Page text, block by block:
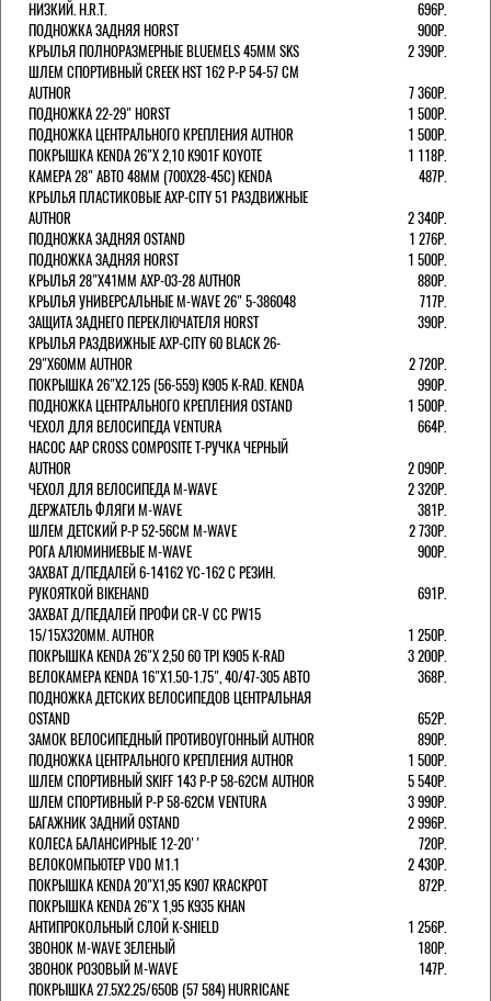
НИЗКИЙ. H.R.T.
696Р.
ПОДНОЖКА ЗАДНЯЯ HORST
900Р.
КРЫЛЬЯ ПОЛНОРАЗМЕРНЫЕ BLUEMELS 45MM SKS
2 390Р.
ШЛЕМ СПОРТИВНЫЙ CREEK HST 162 Р-Р 54-57 СМ
AUTHOR
7 360Р.
ПОДНОЖКА 22-29" HORST
1 500Р.
ПОДНОЖКА ЦЕНТРАЛЬНОГО КРЕПЛЕНИЯ AUTHOR
1 500Р.
ПОКРЫШКА KENDA 26"Х 2,10 K901F KOYOTE
1 118Р.
КАМЕРА 28" АВТО 48ММ (700Х28-45С) KENDA
487Р.
КРЫЛЬЯ ПЛАСТИКОВЫЕ AXP-CITY 51 РАЗДВИЖНЫЕ
AUTHOR
2 340Р.
ПОДНОЖКА ЗАДНЯЯ OSTAND
1 276Р.
ПОДНОЖКА ЗАДНЯЯ HORST
1 500Р.
КРЫЛЬЯ 28"Х41ММ AXP-03-28 AUTHOR
880Р.
КРЫЛЬЯ УНИВЕРСАЛЬНЫЕ M-WAVE 26" 5-386048
717Р.
ЗАЩИТА ЗАДНЕГО ПЕРЕКЛЮЧАТЕЛЯ HORST
390Р.
КРЫЛЬЯ РАЗДВИЖНЫЕ AXP-CITY 60 BLACK 26-
29"Х60ММ AUTHOR
2 720Р.
ПОКРЫШКА 26"Х2.125 (56-559) K905 K-RAD. KENDA
990Р.
ПОДНОЖКА ЦЕНТРАЛЬНОГО КРЕПЛЕНИЯ OSTAND
1 500Р.
ЧЕХОЛ ДЛЯ ВЕЛОСИПЕДА VENTURA
664Р.
НАСОС AAP CROSS COMPOSITE Т-РУЧКА ЧЕРНЫЙ
AUTHOR
2 090Р.
ЧЕХОЛ ДЛЯ ВЕЛОСИПЕДА M-WAVE
2 320Р.
ДЕРЖАТЕЛЬ ФЛЯГИ M-WAVE
381Р.
ШЛЕМ ДЕТСКИЙ Р-Р 52-56СМ M-WAVE
2 730Р.
РОГА АЛЮМИНИЕВЫЕ M-WAVE
900Р.
ЗАХВАТ Д/ПЕДАЛЕЙ 6-14162 YC-162 С РЕЗИН.
РУКОЯТКОЙ BIKEHAND
691Р.
ЗАХВАТ Д/ПЕДАЛЕЙ ПРОФИ CR-V CC PW15
15/15X320ММ. AUTHOR
1 250Р.
ПОКРЫШКА KENDA 26"Х 2,50 60 TPI K905 K-RAD
3 200Р.
ВЕЛОКАМЕРА KENDA 16"Х1.50-1.75", 40/47-305 АВТО
368Р.
ПОДНОЖКА ДЕТСКИХ ВЕЛОСИПЕДОВ ЦЕНТРАЛЬНАЯ
OSTAND
652Р.
ЗАМОК ВЕЛОСИПЕДНЫЙ ПРОТИВОУГОННЫЙ AUTHOR
890Р.
ПОДНОЖКА ЦЕНТРАЛЬНОГО КРЕПЛЕНИЯ AUTHOR
1 500Р.
ШЛЕМ СПОРТИВНЫЙ SKIFF 143 Р-Р 58-62СМ AUTHOR
5 540Р.
ШЛЕМ СПОРТИВНЫЙ Р-Р 58-62СМ VENTURA
3 990Р.
БАГАЖНИК ЗАДНИЙ OSTAND
2 996Р.
КОЛЕСА БАЛАНСИРНЫЕ 12-20''
720Р.
ВЕЛОКОМПЬЮТЕР VDO M1.1
2 430Р.
ПОКРЫШКА KENDA 20"Х1,95 K907 KRACKPOT
872Р.
ПОКРЫШКА KENDA 26"Х 1,95 K935 KHAN
АНТИПРОКОЛЬНЫЙ СЛОЙ K-SHIELD
1 256Р.
ЗВОНОК M-WAVE ЗЕЛЕНЫЙ
180Р.
ЗВОНОК РОЗОВЫЙ M-WAVE
147Р.
ПОКРЫШКА 27.5X2.25/650B (57 584) HURRICANE